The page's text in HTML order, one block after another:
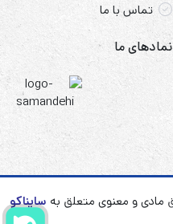
تماس با ما
نمادهای ما
سایناکو